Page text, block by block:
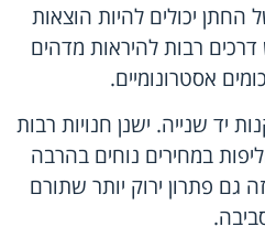
יכולים להיות הוצאות
רבות להיראות מדהים
אסטרונומיים.
יד שנייה. ישנן חנויות רבות
במחירים נוחים בהרבה
פתרון ירוק יותר שתורם